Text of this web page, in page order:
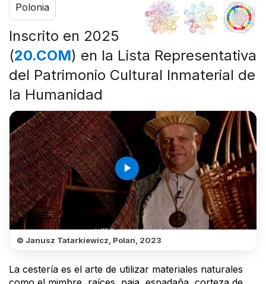
Polonia
Inscrito en 2025
(20.COM) en la Lista Representativa
del Patrimonio Cultural Inmaterial de
la Humanidad
play_arrow
© Janusz Tatarkiewicz, Polan, 2023
La cestería es el arte de utilizar materiales naturales